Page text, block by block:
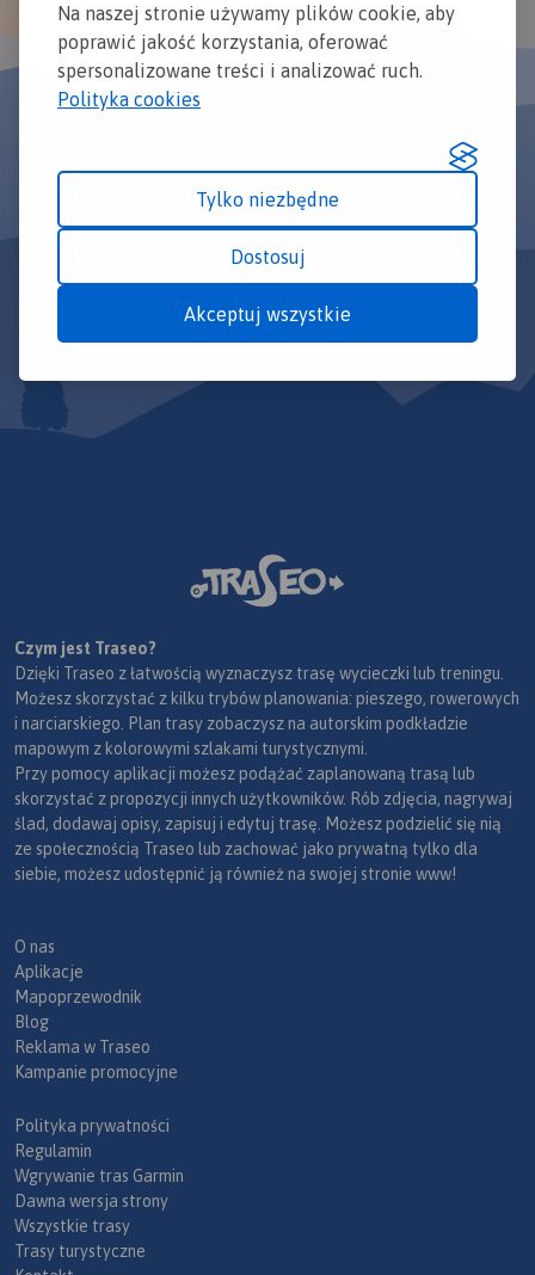
Na naszej stronie używamy plików cookie, aby
poprawić jakość korzystania, oferować
spersonalizowane treści i analizować ruch.
Polityka cookies
Tylko niezbędne
Dostosuj
Akceptuj wszystkie
Czym jest Traseo?
Dzięki Traseo z łatwością wyznaczysz trasę wycieczki lub treningu.
Możesz skorzystać z kilku trybów planowania: pieszego, rowerowych
i narciarskiego. Plan trasy zobaczysz na autorskim podkładzie
mapowym z kolorowymi szlakami turystycznymi.
Przy pomocy aplikacji możesz podążać zaplanowaną trasą lub
skorzystać z propozycji innych użytkowników. Rób zdjęcia, nagrywaj
ślad, dodawaj opisy, zapisuj i edytuj trasę. Możesz podzielić się nią
ze społecznością Traseo lub zachować jako prywatną tylko dla
siebie, możesz udostępnić ją również na swojej stronie www!
O nas
Aplikacje
Mapoprzewodnik
Blog
Reklama w Traseo
Kampanie promocyjne
Polityka prywatności
Regulamin
Wgrywanie tras Garmin
Dawna wersja strony
Wszystkie trasy
Trasy turystyczne